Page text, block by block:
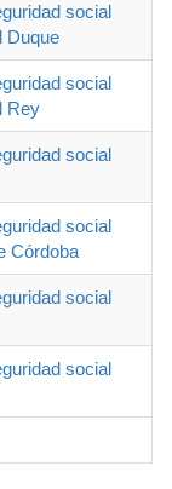
social
Duque
social
Rey
social
social
Córdoba
social
social